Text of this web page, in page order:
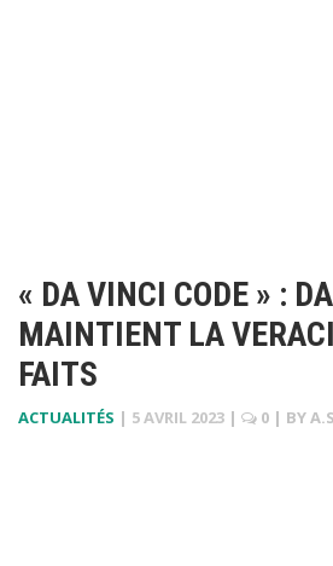
« DA VINCI CODE » :
MAINTIENT LA
FAITS
ACTUALITÉS | 5 AVRIL 2023 | 0 | BY